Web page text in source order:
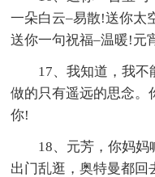
一朵白云–易散!送你太
送你一句祝福–温暖!元
17、我知道，我
做的只有遥远的思念。
你!
18、元芳，你妈妈
出门乱逛，奥特曼都回